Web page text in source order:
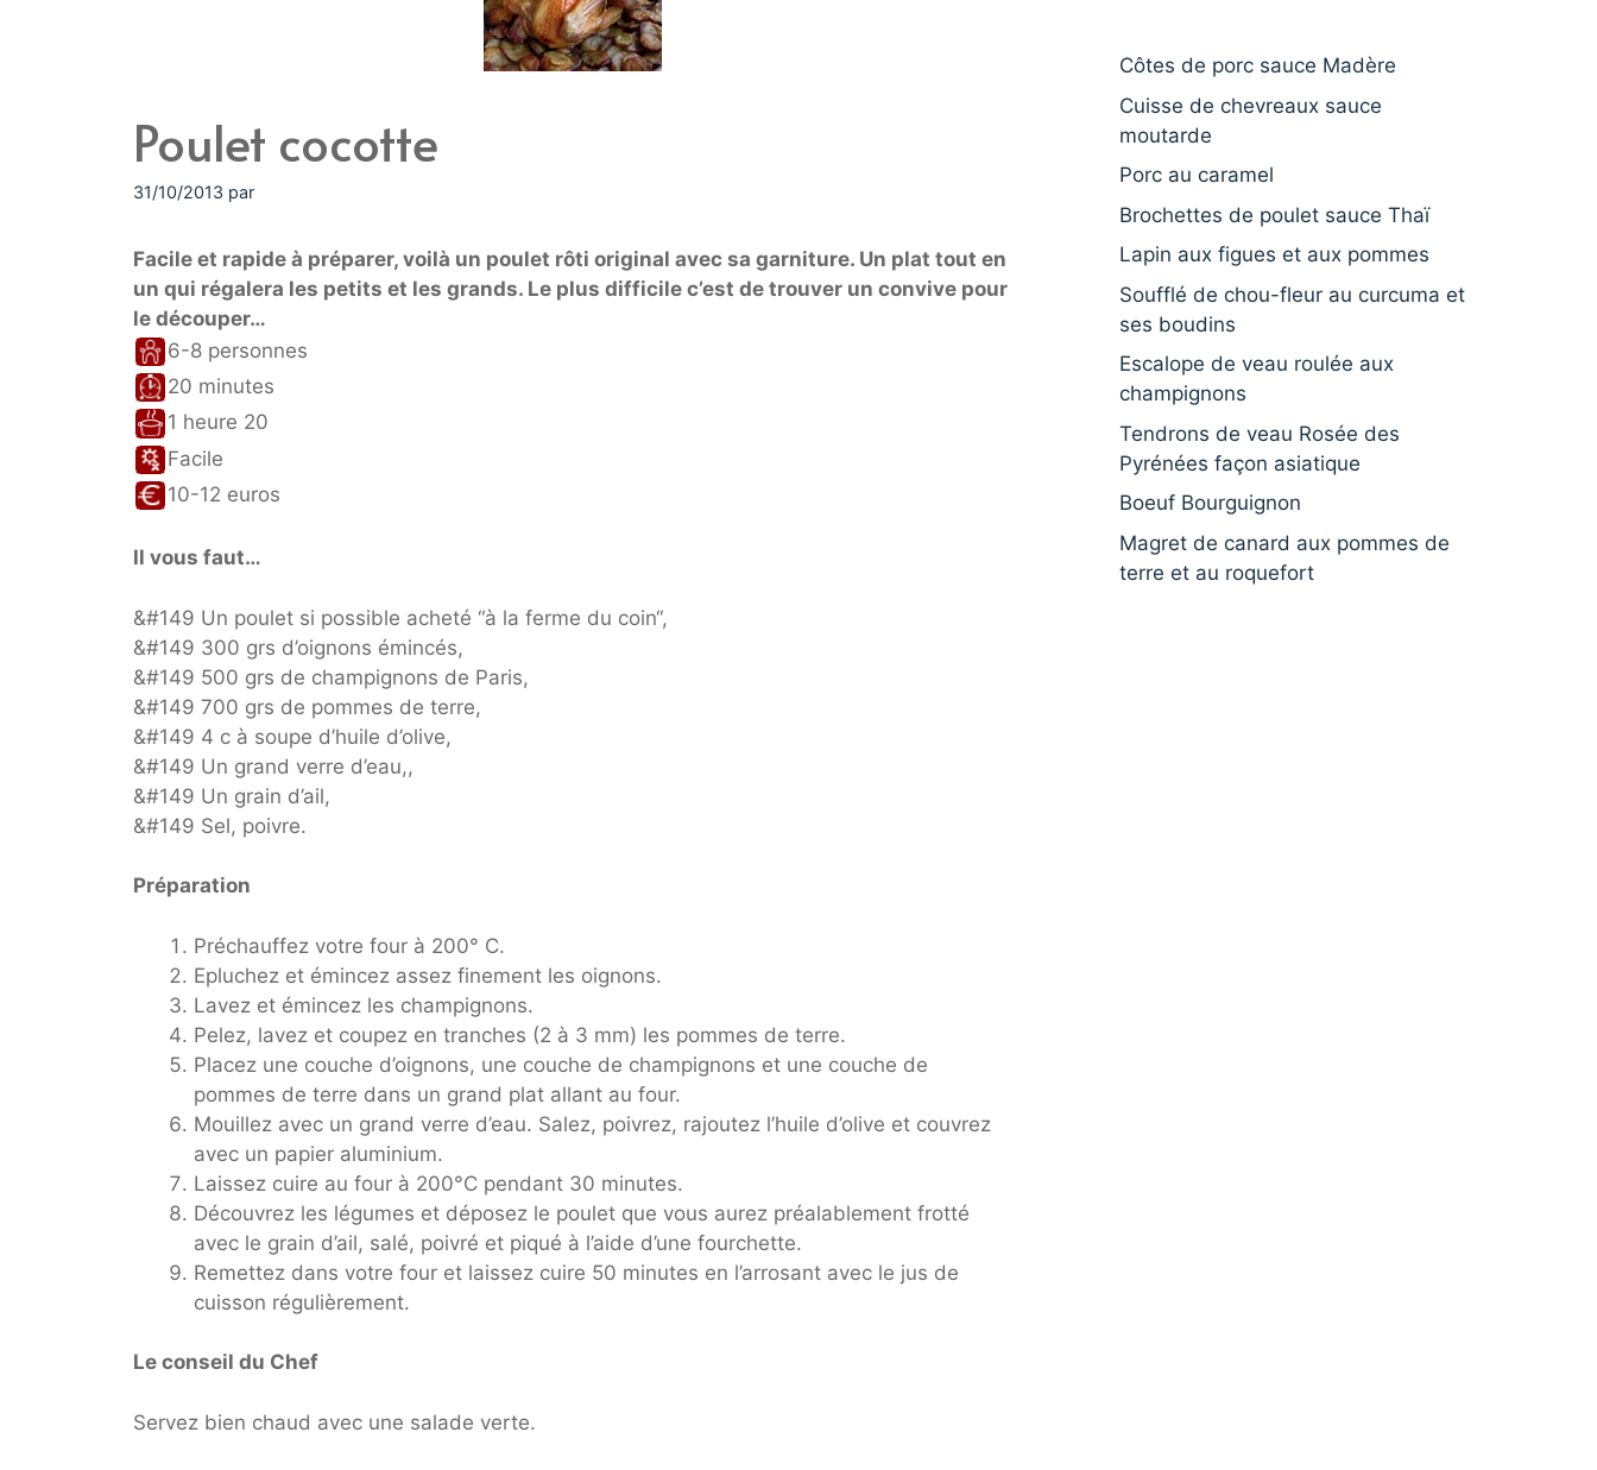
Poulet cocotte
31/10/2013 par
Facile et rapide à préparer, voilà un poulet rôti original avec sa garniture. Un plat tout en
un qui régalera les petits et les grands. Le plus difficile c’est de trouver un convive pour
le découper…
6-8 personnes
20 minutes
1 heure 20
Facile
10-12 euros
Il vous faut…
&#149 Un poulet si possible acheté “à la ferme du coin“,
&#149 300 grs d’oignons émincés,
&#149 500 grs de champignons de Paris,
&#149 700 grs de pommes de terre,
&#149 4 c à soupe d’huile d’olive,
&#149 Un grand verre d’eau,,
&#149 Un grain d’ail,
&#149 Sel, poivre.
Préparation
Préchauffez votre four à 200° C.
Epluchez et émincez assez finement les oignons.
Lavez et émincez les champignons.
Pelez, lavez et coupez en tranches (2 à 3 mm) les pommes de terre.
Placez une couche d’oignons, une couche de champignons et une couche de
pommes de terre dans un grand plat allant au four.
Mouillez avec un grand verre d’eau. Salez, poivrez, rajoutez l’huile d’olive et couvrez
avec un papier aluminium.
Laissez cuire au four à 200°C pendant 30 minutes.
Découvrez les légumes et déposez le poulet que vous aurez préalablement frotté
avec le grain d’ail, salé, poivré et piqué à l’aide d’une fourchette.
Remettez dans votre four et laissez cuire 50 minutes en l’arrosant avec le jus de
cuisson régulièrement.
Le conseil du Chef
Servez bien chaud avec une salade verte.
Côtes de porc sauce Madère
Cuisse de chevreaux sauce
moutarde
Porc au caramel
Brochettes de poulet sauce Thaï
Lapin aux figues et aux pommes
Soufflé de chou-fleur au curcuma et
ses boudins
Escalope de veau roulée aux
champignons
Tendrons de veau Rosée des
Pyrénées façon asiatique
Boeuf Bourguignon
Magret de canard aux pommes de
terre et au roquefort